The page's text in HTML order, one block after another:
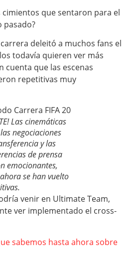
cimientos que sentaron para el
pasado?
deleitó a muchos fans el
todavía quieren ver más
cuenta que las escenas
repetitivas muy
Las cinemáticas
negociaciones
y las
de prensa
emocionantes,
se han vuelto
venir en Ultimate Team,
ver implementado el cross-
sabemos hasta ahora sobre